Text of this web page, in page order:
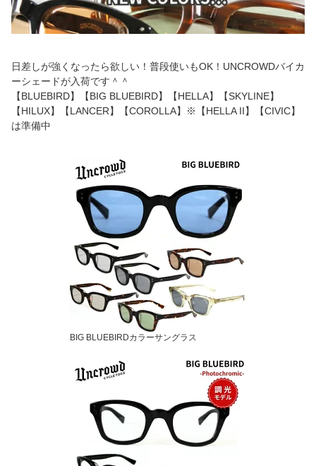
日差しが強くなったら欲しい！普段使いもOK！UNCROWDバイカ
ーシェードが入荷です＾＾
【BLUEBIRD】【BIG BLUEBIRD】【HELLA】【SKYLINE】
【HILUX】【LANCER】【COROLLA】※【HELLA II】【CIVIC】
は準備中
BIG BLUEBIRDカラーサングラス